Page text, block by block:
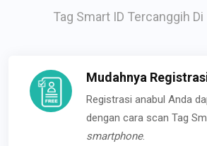
Tag Smart ID Tercanggih
Mudahnya
Registrasi anabul Anda
dengan cara scan Tag
smartphone.